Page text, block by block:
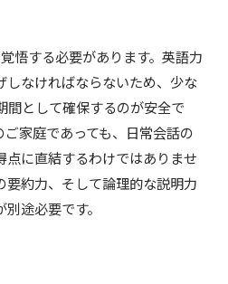
悟する必要があります。英語力
しなければならないため、少な
間として確保するのが安全で
家庭であっても、日常会話の
点に直結するわけではありませ
要約力、そして論理的な説明力
途必要です。